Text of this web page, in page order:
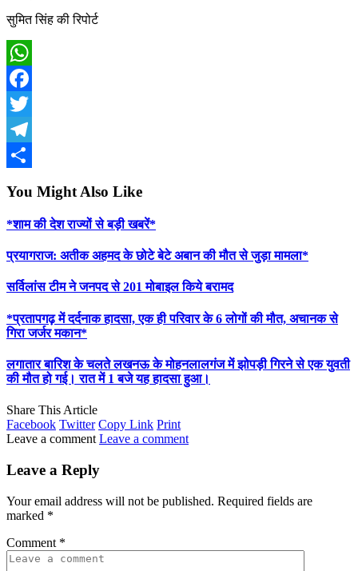
सुमित सिंह की रिपोर्ट
WhatsApp
Facebook
Twitter
Telegram
You Might Also Like
*शाम की देश राज्यों से बड़ी खबरें*
प्रयागराज: अतीक अहमद के छोटे बेटे अबान की मौत से जुड़ा मामला*
सर्विलांस टीम ने जनपद से 201 मोबाइल किये बरामद
*प्रतापगढ़ में दर्दनाक हादसा, एक ही परिवार के 6 लोगों की मौत, अचानक से
गिरा जर्जर मकान*
लगातार बारिश के चलते लखनऊ के मोहनलालगंज में झोपड़ी गिरने से एक युवती
की मौत हो गई। रात में 1 बजे यह हादसा हुआ।
Share This Article
Facebook Twitter Copy Link Print
Leave a comment Leave a comment
Leave a Reply
Your email address will not be published. Required fields are
marked *
Comment *